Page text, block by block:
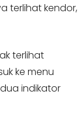
terlihat kendor,
terlihat
ke menu
indikator